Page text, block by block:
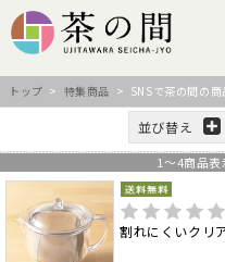
トップ > 特集商品 > SNSで茶の間の商
並び替え
1 ～4商品表
割れにくいクリ